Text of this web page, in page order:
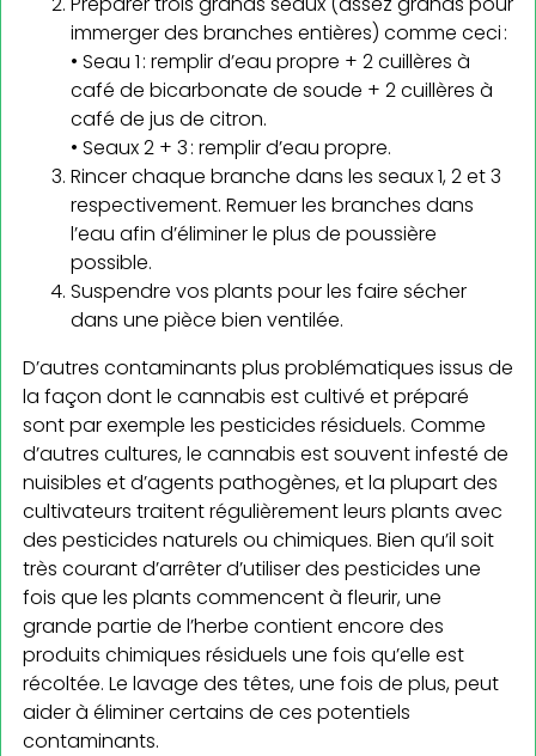
immerger des branches entières) comme ceci :
• Seau 1 : remplir d’eau propre + 2 cuillères à
café de bicarbonate de soude + 2 cuillères à
café de jus de citron.
• Seaux 2 + 3 : remplir d’eau propre.
Rincer chaque branche dans les seaux 1, 2 et 3
respectivement. Remuer les branches dans
l’eau afin d’éliminer le plus de poussière
possible.
Suspendre vos plants pour les faire sécher
dans une pièce bien ventilée.
D’autres contaminants plus problématiques issus de
la façon dont le cannabis est cultivé et préparé
sont par exemple les pesticides résiduels. Comme
d’autres cultures, le cannabis est souvent infesté de
nuisibles et d’agents pathogènes, et la plupart des
cultivateurs traitent régulièrement leurs plants avec
des pesticides naturels ou chimiques. Bien qu’il soit
très courant d’arrêter d’utiliser des pesticides une
fois que les plants commencent à fleurir, une
grande partie de l’herbe contient encore des
produits chimiques résiduels une fois qu’elle est
récoltée. Le lavage des têtes, une fois de plus, peut
aider à éliminer certains de ces potentiels
contaminants.